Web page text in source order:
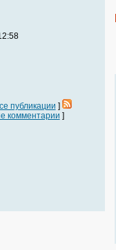
публикации ]
комментарии ]